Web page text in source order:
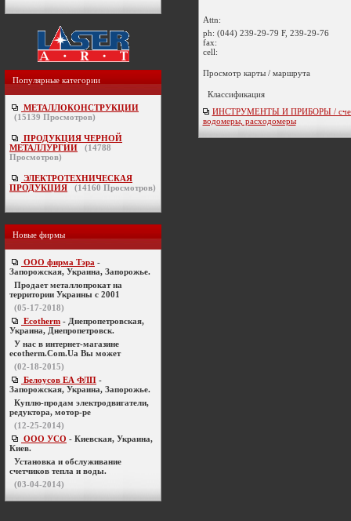
Популярные категории
МЕТАЛЛОКОНСТРУКЦИИ
(15139 Просмотров)
ПРОДУКЦИЯ ЧЕРНОЙ
МЕТАЛЛУРГИИ
(14788
Просмотров)
ЭЛЕКТРОТЕХНИЧЕСКАЯ
ПРОДУКЦИЯ
(14160 Просмотров)
Новые фирмы
ООО фирма Тэра -
Запорожская, Украина, Запорожье.
Продает металлопрокат на
территории Украины с 2001
(05-17-2018)
Ecotherm - Днепропетровская,
Украина, Днепропетровск.
У нас в интернет-магазине
ecotherm.Com.Ua Вы может
(02-18-2015)
Белоусов ЕА ФЛП -
Запорожская, Украина, Запорожье.
Куплю-продам электродвигатели,
редуктора, мотор-ре
(12-25-2014)
ООО УСО - Киевская, Украина,
Киев.
Установка и обслуживание
счетчиков тепла и воды.
(03-04-2014)
Attn:
ph: (044) 239-29-79 F, 239-29-76
fax:
cell:
Просмотр карты / маршрута
Классификация
ИНСТРУМЕНТЫ И ПРИБОРЫ /
водомеры, расходомеры